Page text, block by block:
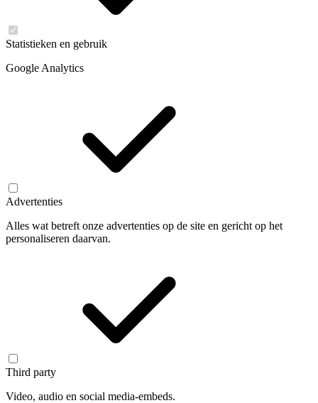
Statistieken en gebruik
Google Analytics
Advertenties
Alles wat betreft onze advertenties op de site en gericht op het
personaliseren daarvan.
Third party
Video, audio en social media-embeds.